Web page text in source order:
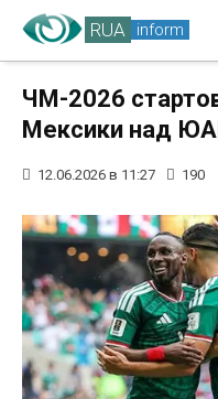
RUA inform
ЧМ-2026
Мексики над
12.06.2026 в 11:27 190